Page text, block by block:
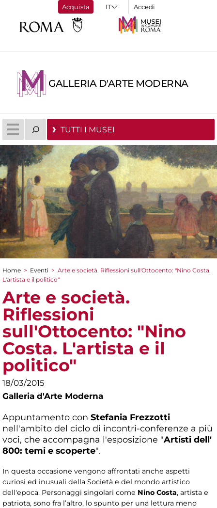
Acquista Accedi
GALLERIA D'ARTE MODERNA
TUTTI I MUSEI
Tu sei qui
Home > Eventi > Arte e società. Riflessioni sull'Ottocento: "Nino Costa.
L'artista e il politico"
Arte e società.
Riflessioni
sull'Ottocento: "Nino
Costa. L'artista e il
politico"
18/03/2015
Galleria d'Arte Moderna
Appuntamento con Stefania Frezzotti
nell'ambito del ciclo di incontri-conferenze a più
voci, che accompagna l'esposizione "Artisti dell'
800: temi e scoperte".
In questa occasione vengono affrontati anche aspetti
curiosi ed inusuali della Società e del mondo artistico
dell'epoca. Personaggi singolari come Nino Costa, artista e
patriota, sono fra l’altro, lo spunto per una lettura meno